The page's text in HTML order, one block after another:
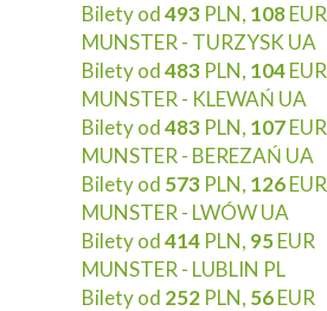
Bilety od493 PLN, 108EUR
MUNSTER - TURZYSK UA
Bilety od483 PLN, 104EUR
MUNSTER - KLEWAŃ UA
Bilety od483 PLN, 107EUR
MUNSTER - BEREZAŃ UA
Bilety od 573 PLN, 126EUR
MUNSTER - LWÓW UA
Bilety od414 PLN, 95EUR
MUNSTER - LUBLIN PL
Bilety od 252 PLN, 56EUR